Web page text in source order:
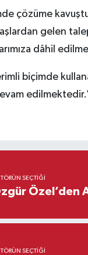
çözüme
gelen
dâhil
biçimde
devam
SEÇTIĞI
Özel’den
SEÇTIĞI